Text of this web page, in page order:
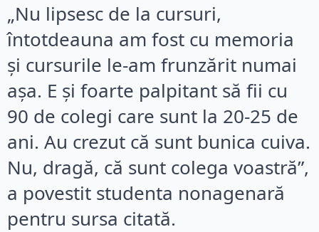
„Nu lipsesc de la cursuri,
întotdeauna am fost cu memoria
și cursurile le-am frunzărit numai
așa. E și foarte palpitant să fii cu
90 de colegi care sunt la 20-25 de
ani. Au crezut că sunt bunica cuiva.
Nu, dragă, că sunt colega voastră”,
a povestit studenta nonagenară
pentru sursa citată.